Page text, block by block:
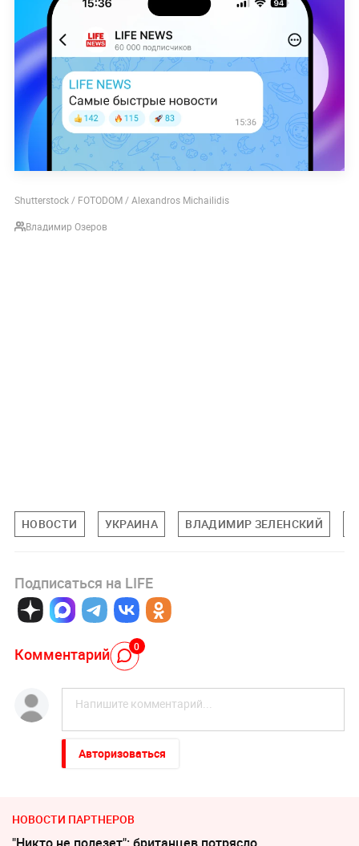
Shutterstock / FOTODOM / Alexandros Michailidis
Владимир Озеров
НОВОСТИ УКРАИНА ВЛАДИМИР ЗЕЛЕНСКИЙ
Подписаться на LIFE
Комментарий 0
Авторизоваться
НОВОСТИ ПАРТНЕРОВ